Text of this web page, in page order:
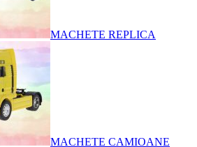
MACHETE REPLICA
MACHETE CAMIOANE